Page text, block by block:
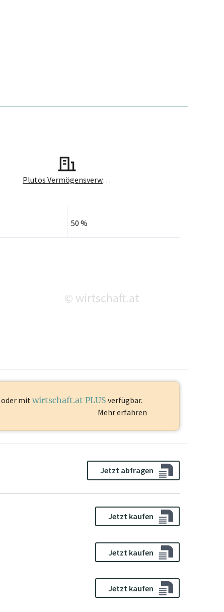
Plutos Vermögensverwaltungs GmbH
50 %
© wirtschaft.at
oder mit wirtschaft.at PLUS verfügbar.
Mehr erfahren
Jetzt abfragen
Jetzt kaufen
Jetzt kaufen
Jetzt kaufen